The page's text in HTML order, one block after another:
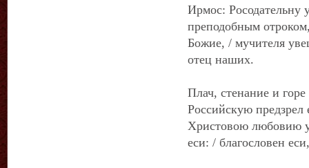
Ирмос: Росодательну
преподобным
Божие, / мучителя
отец наших.
Плач, стенание и
Российскую предзрел
Христовою любовию
еси: / благословен